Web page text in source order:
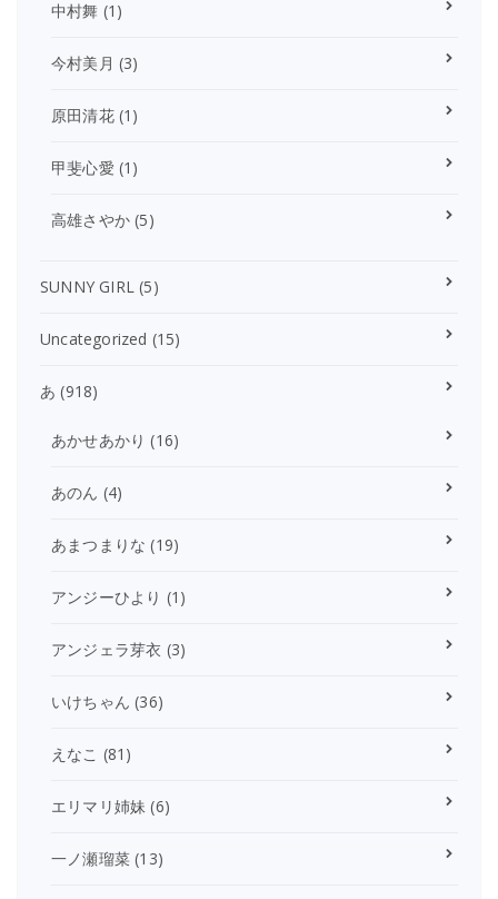
中村舞 (1)
今村美月 (3)
原田清花(1)
甲斐心愛 (1)
高雄さやか (5)
SUNNY GIRL (5)
Uncategorized (15)
あ (918)
あかせあかり (16)
あのん (4)
あまつまりな (19)
アンジーひより (1)
アンジェラ芽衣 (3)
いけちゃん (36)
えなこ (81)
エリマリ姉妹 (6)
一ノ瀬瑠菜 (13)